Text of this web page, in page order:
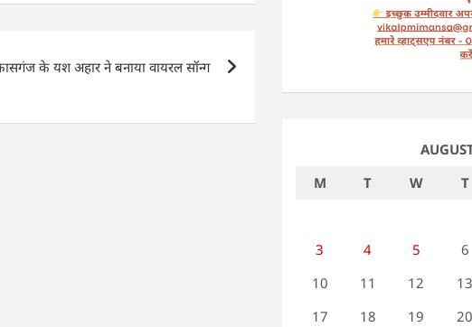
के यश अहार ने बनाया वायरल सॉन्ग
M
T W T
3
4 5 6
10
11 12 13
17
18 19 20